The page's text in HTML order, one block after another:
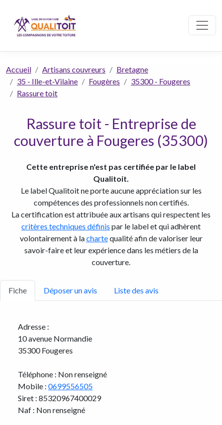
Accueil Artisans couvreurs
Bretagne
35 - Ille-et-Vilaine
Fougères
35300 - Fougeres
Rassure toit
Rassure toit - Entreprise de
couverture à Fougeres (35300)
Cette entreprise n'est pas certifiée par le label
Qualitoit.
Le label Qualitoit ne porte aucune appréciation sur les
compétences des professionnels non certifiés.
La certification est attribuée aux artisans qui respectent les
critères techniques définis par le label et qui adhèrent
volontairement à lachartequalité afin de valoriser leur
savoir-faire et leur expérience dans les métiers de la
couverture.
Fiche Déposer un avis Liste des avis
Adresse :
10 avenue Normandie
35300 Fougeres
Téléphone : Non renseigné
Mobile : 0699556505
Siret : 85320967400029
Naf : Non renseigné